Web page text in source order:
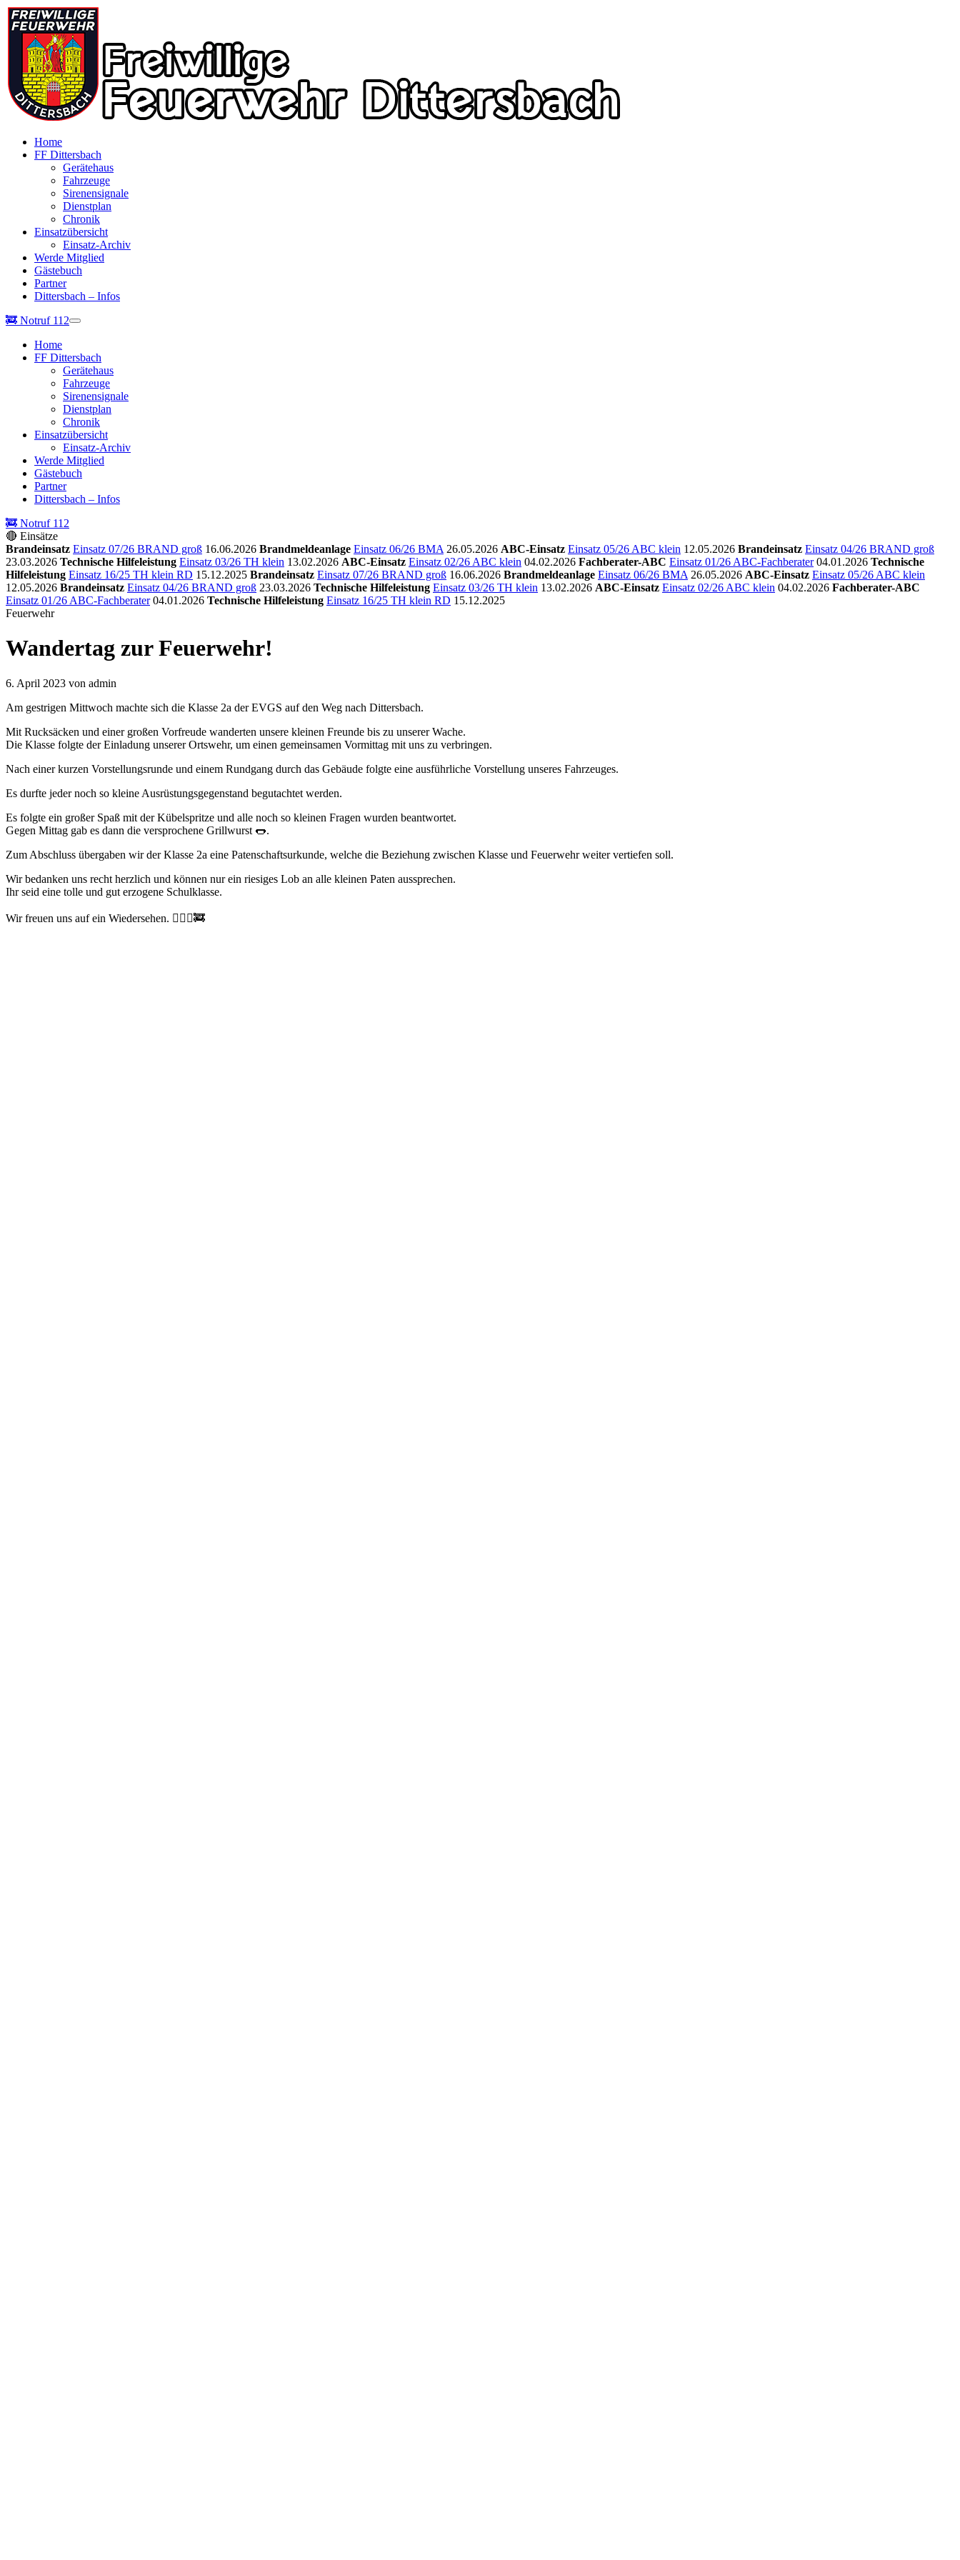
Home
FF Dittersbach
Gerätehaus
Fahrzeuge
Sirenensignale
Dienstplan
Chronik
Einsatzübersicht
Einsatz-Archiv
Werde Mitglied
Gästebuch
Partner
Dittersbach – Infos
🚒 Notruf 112
Home
FF Dittersbach
Gerätehaus
Fahrzeuge
Sirenensignale
Dienstplan
Chronik
Einsatzübersicht
Einsatz-Archiv
Werde Mitglied
Gästebuch
Partner
Dittersbach – Infos
🚒 Notruf 112
🔴 Einsätze
Brandeinsatz Einsatz 07/26 BRAND groß 16.06.2026 Brandmeldeanlage Einsatz 06/26 BMA 26.05.2026 ABC-Einsatz Einsatz 05/26 ABC klein 12.05.2026 Brandeinsatz Einsatz 04/26 BRAND groß
23.03.2026 Technische Hilfeleistung Einsatz 03/26 TH klein 13.02.2026 ABC-Einsatz Einsatz 02/26 ABC klein 04.02.2026 Fachberater-ABC Einsatz 01/26 ABC-Fachberater 04.01.2026 Technische
Hilfeleistung Einsatz 16/25 TH klein RD 15.12.2025 Brandeinsatz Einsatz 07/26 BRAND groß 16.06.2026 Brandmeldeanlage Einsatz 06/26 BMA 26.05.2026 ABC-Einsatz Einsatz 05/26 ABC klein
12.05.2026 Brandeinsatz Einsatz 04/26 BRAND groß 23.03.2026 Technische Hilfeleistung Einsatz 03/26 TH klein 13.02.2026 ABC-Einsatz Einsatz 02/26 ABC klein 04.02.2026 Fachberater-ABC
Einsatz 01/26 ABC-Fachberater 04.01.2026 Technische Hilfeleistung Einsatz 16/25 TH klein RD 15.12.2025
Feuerwehr
Wandertag zur Feuerwehr!
6. April 2023 von admin
Am gestrigen Mittwoch machte sich die Klasse 2a der EVGS auf den Weg nach Dittersbach.
Mit Rucksäcken und einer großen Vorfreude wanderten unsere kleinen Freunde bis zu unserer Wache.
Die Klasse folgte der Einladung unserer Ortswehr, um einen gemeinsamen Vormittag mit uns zu verbringen.
Nach einer kurzen Vorstellungsrunde und einem Rundgang durch das Gebäude folgte eine ausführliche Vorstellung unseres Fahrzeuges.
Es durfte jeder noch so kleine Ausrüstungsgegenstand begutachtet werden.
Es folgte ein großer Spaß mit der Kübelspritze und alle noch so kleinen Fragen wurden beantwortet.
Gegen Mittag gab es dann die versprochene Grillwurst 🌭.
Zum Abschluss übergaben wir der Klasse 2a eine Patenschaftsurkunde, welche die Beziehung zwischen Klasse und Feuerwehr weiter vertiefen soll.
Wir bedanken uns recht herzlich und können nur ein riesiges Lob an alle kleinen Paten aussprechen.
Ihr seid eine tolle und gut erzogene Schulklasse.
Wir freuen uns auf ein Wiedersehen. 🙋🏻‍♂🚒